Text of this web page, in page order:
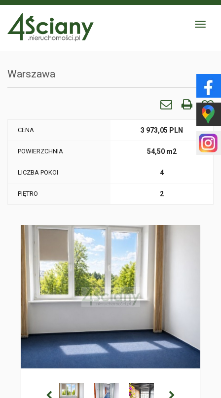
Toggle
Warszawa
CENA 3 973,05 PLN
POWIERZCHNIA 54,50 m2
LICZBA POKOI 4
PIĘTRO 2